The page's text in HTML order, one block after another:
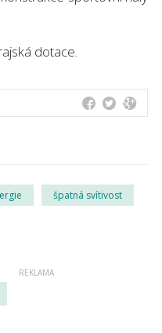
dotace.
špatná svítivost